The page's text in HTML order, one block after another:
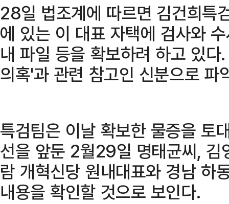
28일 법조계에 따르면 김건희특
에 있는 이 대표 자택에 검사와
내 파일 등을 확보하려 하고 있
의혹'과 관련 참고인 신분으로 파
특검팀은 이날 확보한 물증을 토
선을 앞둔 2월29일 명태균씨, 김
람 개혁신당 원내대표와 경남 하
내용을 확인할 것으로 보인다.